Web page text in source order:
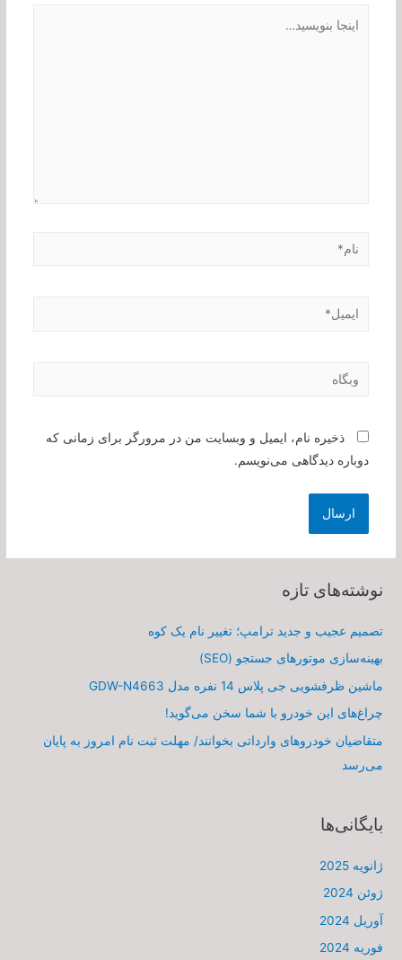
بنویسید…
نام*
ایمیل*
وبگاه
ذخیره نام، ایمیل و وبسایت من در مرورگر برای زمانی که
دوباره دیدگاهی می‌نویسم.
نوشته‌های تازه
تصمیم عجیب و جدید ترامپ؛ تغییر نام یک کوه
بهینه‌سازی موتورهای جستجو (SEO)
ماشین ظرفشویی جی پلاس 14 نفره مدل GDW-N4663
چراغ‌های این خودرو با شما سخن می‌گوید!
متقاضیان خودروهای وارداتی بخوانند/ مهلت ثبت نام امروز به پایان
می‌رسد
بایگانی‌ها
ژانویه 2025
ژوئن 2024
آوریل 2024
فوریه 2024